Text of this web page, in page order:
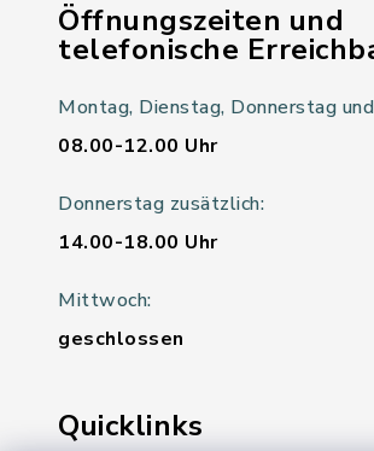
Öffnungszeiten und
telefonische
Montag, Dienstag, Donnerstag
08.00-12.00 Uhr
Donnerstag zusätzlich:
14.00-18.00 Uhr
Mittwoch:
geschlossen
Quicklinks